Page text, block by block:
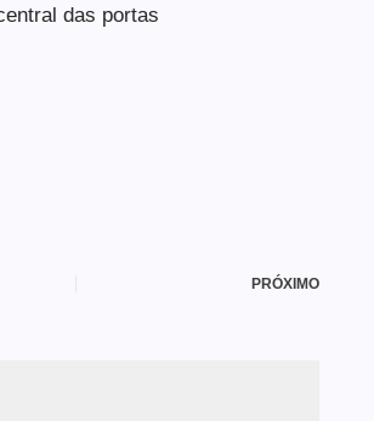
das portas
PRÓXIMO